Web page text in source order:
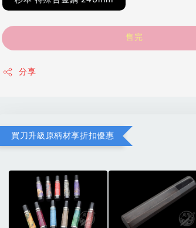
售完
分享
買刀升級原柄材享折扣優惠